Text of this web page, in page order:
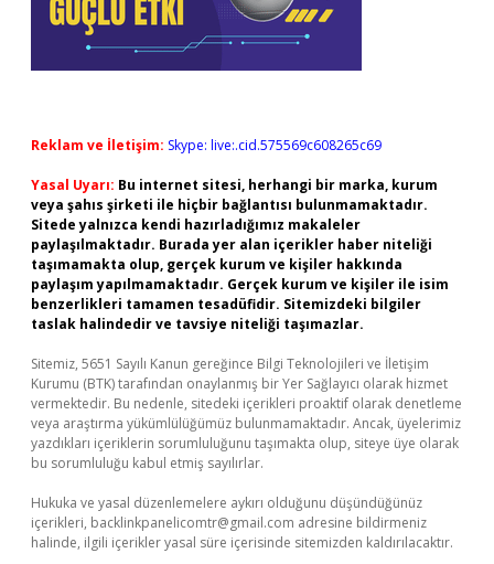
Reklam ve İletişim: Skype: live:.cid.575569c608265c69
Yasal Uyarı: Bu internet sitesi, herhangi bir marka, kurum
veya şahıs şirketi ile hiçbir bağlantısı bulunmamaktadır.
Sitede yalnızca kendi hazırladığımız makaleler
paylaşılmaktadır. Burada yer alan içerikler haber niteliği
taşımamakta olup, gerçek kurum ve kişiler hakkında
paylaşım yapılmamaktadır. Gerçek kurum ve kişiler ile isim
benzerlikleri tamamen tesadüfidir. Sitemizdeki bilgiler
taslak halindedir ve tavsiye niteliği taşımazlar.
Sitemiz, 5651 Sayılı Kanun gereğince Bilgi Teknolojileri ve İletişim
Kurumu (BTK) tarafından onaylanmış bir Yer Sağlayıcı olarak hizmet
vermektedir. Bu nedenle, sitedeki içerikleri proaktif olarak denetleme
veya araştırma yükümlülüğümüz bulunmamaktadır. Ancak, üyelerimiz
yazdıkları içeriklerin sorumluluğunu taşımakta olup, siteye üye olarak
bu sorumluluğu kabul etmiş sayılırlar.
Hukuka ve yasal düzenlemelere aykırı olduğunu düşündüğünüz
içerikleri, backlinkpanelicomtr@gmail.com adresine bildirmeniz
halinde, ilgili içerikler yasal süre içerisinde sitemizden kaldırılacaktır.